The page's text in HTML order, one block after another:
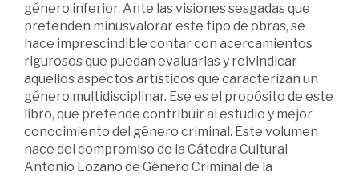
género inferior. Ante las visiones sesgadas que
pretenden minusvalorar este tipo de obras, se
hace imprescindible contar con acercamientos
rigurosos que puedan evaluarlas y reivindicar
aquellos aspectos artísticos que caracterizan un
género multidisciplinar. Ese es el propósito de este
libro, que pretende contribuir al estudio y mejor
conocimiento del género criminal. Este volumen
nace del compromiso de la Cátedra Cultural
Antonio Lozano de Género Criminal de la